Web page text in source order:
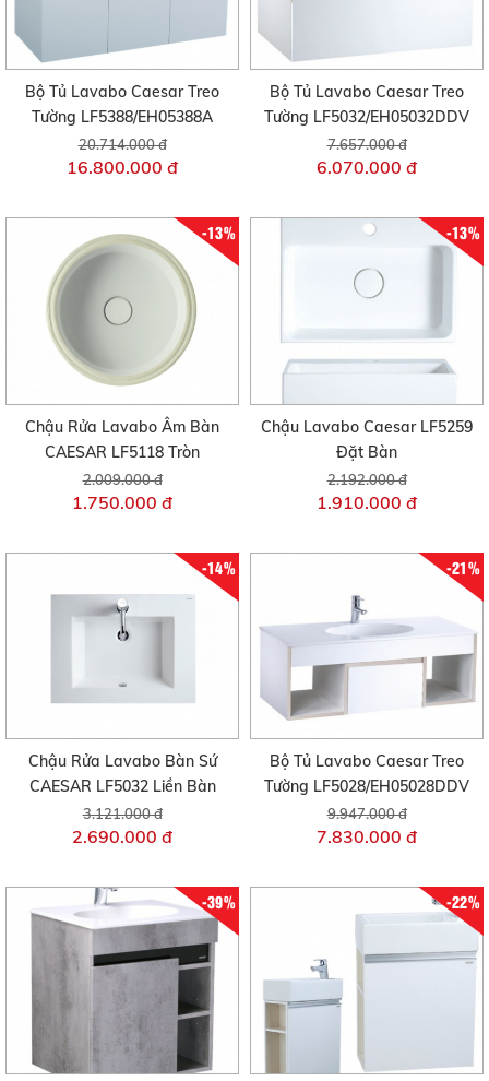
Bộ Tủ Lavabo Caesar Treo
Tường LF5388/EH05388A
20.714.000 đ
16.800.000 đ
Bộ Tủ Lavabo Caesar Treo
Tường LF5032/EH05032DDV
7.657.000 đ
6.070.000 đ
-13%
Chậu Rửa Lavabo Âm Bàn
CAESAR LF5118 Tròn
2.009.000 đ
1.750.000 đ
-13%
Chậu Lavabo Caesar LF5259
Đặt Bàn
2.192.000 đ
1.910.000 đ
-14%
Chậu Rửa Lavabo Bàn Sứ
CAESAR LF5032 Liền Bàn
3.121.000 đ
2.690.000 đ
-21%
Bộ Tủ Lavabo Caesar Treo
Tường LF5028/EH05028DDV
9.947.000 đ
7.830.000 đ
-39% -22%